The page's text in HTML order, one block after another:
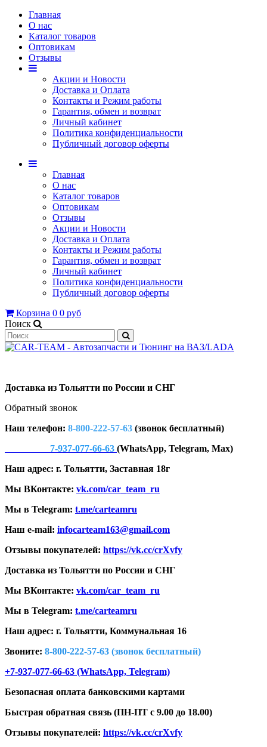
Главная
О нас
Каталог товаров
Оптовикам
Отзывы
Акции и Новости
Доставка и Оплата
Контакты и Режим работы
Гарантия, обмен и возврат
Личный кабинет
Политика конфиденциальности
Публичный договор оферты
Главная
О нас
Каталог товаров
Оптовикам
Отзывы
Акции и Новости
Доставка и Оплата
Контакты и Режим работы
Гарантия, обмен и возврат
Личный кабинет
Политика конфиденциальности
Публичный договор оферты
Корзина 0 0 руб
Поиск
Доставка из Тольятти по России и СНГ
Обратный звонок
Наш телефон: 8-800-222-57-63 (звонок бесплатный)
7-937-077-66-63 (WhatsApp, Telegram, Max)
Наш адрес: г. Тольятти, Заставная 18г
Мы ВКонтакте: vk.com/car_team_ru
Мы в Telegram: t.me/carteamru
Наш e-mail: infocarteam163@gmail.com
Отзывы покупателей: https://vk.cc/crXvfy
Доставка из Тольятти по России и СНГ
Мы ВКонтакте: vk.com/car_team_ru
Мы в Telegram: t.me/carteamru
Наш адрес: г. Тольятти, Коммунальная 16
Звоните: 8-800-222-57-63 (звонок бесплатный)
+7-937-077-66-63 (WhatsApp, Telegram)
Безопасная оплата банковскими картами
Быстрая обратная связь (ПН-ПТ с 9.00 до 18.00)
Отзывы покупателей: https://vk.cc/crXvfy